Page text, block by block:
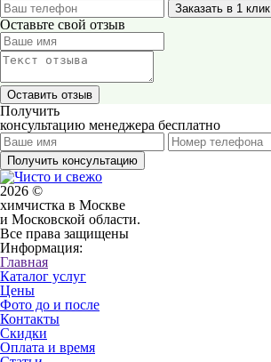
Заказать в 1 клик
Оставьте свой отзыв
Получить
консультацию менеджера бесплатно
Получить консультацию
2026 ©
химчистка в Москве
и Московской области.
Все права защищены
Информация:
Главная
Каталог услуг
Цены
Фото до и после
Контакты
Скидки
Оплата и время